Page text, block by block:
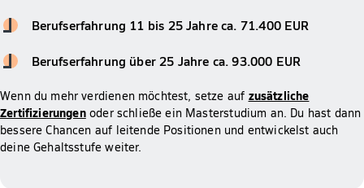
Berufserfahrung 11 bis 25 Jahre ca. 71.400 EUR
Berufserfahrung über 25 Jahre ca. 93.000 EUR
Wenn du mehr verdienen möchtest, setze auf zusätzliche
Zertifizierungenoder schließe ein Masterstudium an. Du hast dann
bessere Chancen auf leitende Positionen und entwickelst auch
deine Gehaltsstufe weiter.